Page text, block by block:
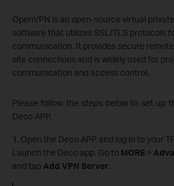
OpenVPN is an open-source virtual
software that utilizes SSL/TLS protocols
communication. It provides secure
site connections and is widely used for
communication and access control.
Please follow the steps below to set up
Deco APP.
1. Open the Deco APP and log in to your
Launch the Deco app. Go to MORE >
and tap Add VPN Server.